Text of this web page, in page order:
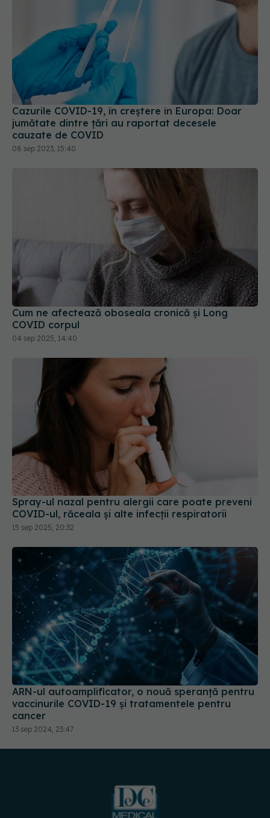
Cazurile COVID-19, în creștere în Europa: Doar
jumătate dintre țări au raportat decesele
cauzate de COVID
08 sep 2023, 15:40
Cum ne afectează oboseala cronică și Long
04 sep 2025, 14:40
Spray-ul nazal pentru alergii care poate preveni
COVID-ul, răceala și alte infecții respiratorii
15 sep 2025, 20:32
ARN-ul autoamplificator, o nouă speranță pentru
vaccinurile COVID-19 și tratamentele pentru
cancer
13 sep 2024, 23:47
URMĂREȘTE-NE PE: